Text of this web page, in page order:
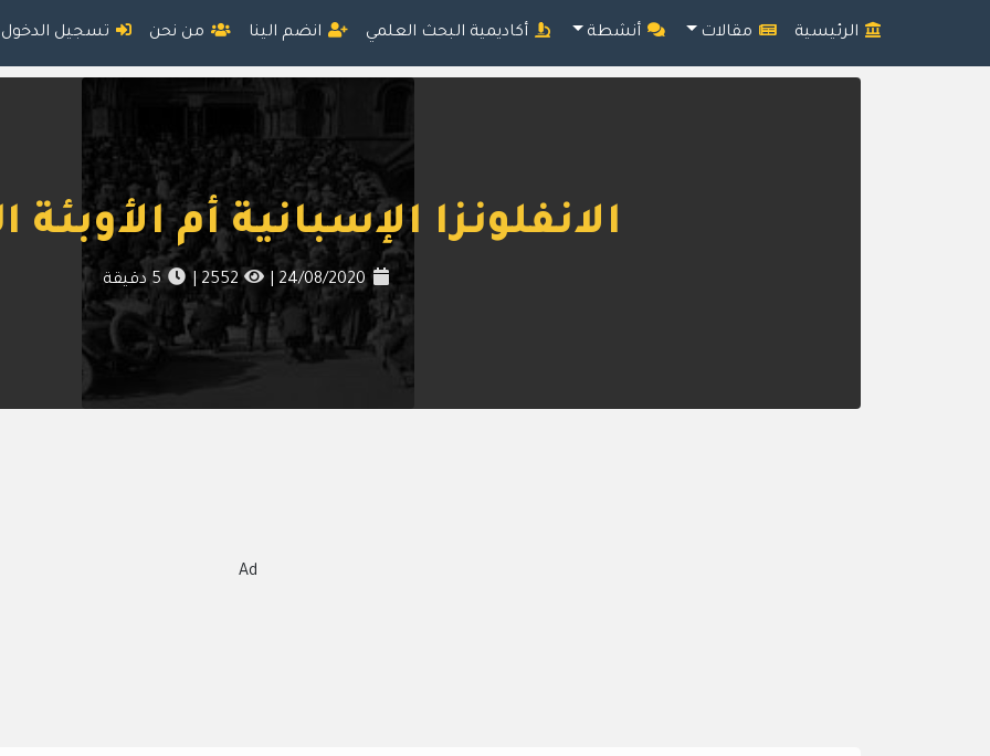
الرئيسية مقالات أنشطة أكاديمية البحث العلمي انضم الينا من نحن تسجيل الدخول
الانفلونزا الإسبانية أم الأوبئة
24/08/2020
5 دقيقة
Ad